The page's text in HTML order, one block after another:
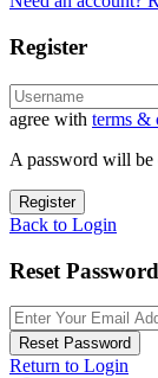
Register
agree with terms &
A password will be
Register
Back to Login
Reset Password
Reset Password
Return to Login